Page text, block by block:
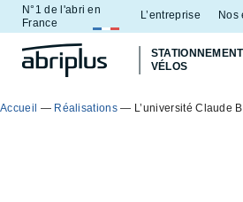
Aller
au
menu
Aller au
contenu
STATIONNEMENT
VÉLOS
N°1 de l'abri en
France
L’entreprise Nos
Accueil — Réalisations — L’université Claude